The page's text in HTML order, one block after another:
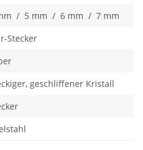
/ 5 mm / 6 mm / 7 mm
Stecker
geschliffener Kristall